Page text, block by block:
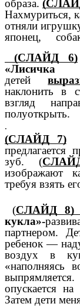
образа.
Нахмуриться,
отняли
японец,
(СЛАЙД 6)
«Лисичка
детей
наклонить в
взгляд
полуоткрыть.
.
(СЛАЙД 7)
предлагается
зуб. (
изображают
требуя взять
(СЛАЙД 8)
кукла»-
партнером.
ребенок —
воздух в
«наполняясь
опускается
Затем дети